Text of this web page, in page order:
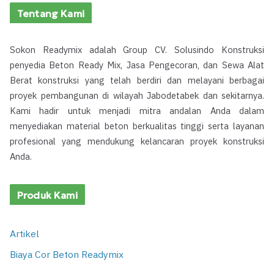
Tentang Kami
Sokon Readymix adalah Group CV. Solusindo Konstruksi
penyedia Beton Ready Mix, Jasa Pengecoran, dan Sewa Alat
Berat konstruksi yang telah berdiri dan melayani berbagai
proyek pembangunan di wilayah Jabodetabek dan sekitarnya.
Kami hadir untuk menjadi mitra andalan Anda dalam
menyediakan material beton berkualitas tinggi serta layanan
profesional yang mendukung kelancaran proyek konstruksi
Anda.
Produk Kami
Artikel
Biaya Cor Beton Readymix